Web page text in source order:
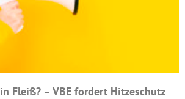
Fleiß? – VBE fordert Hitzeschutz